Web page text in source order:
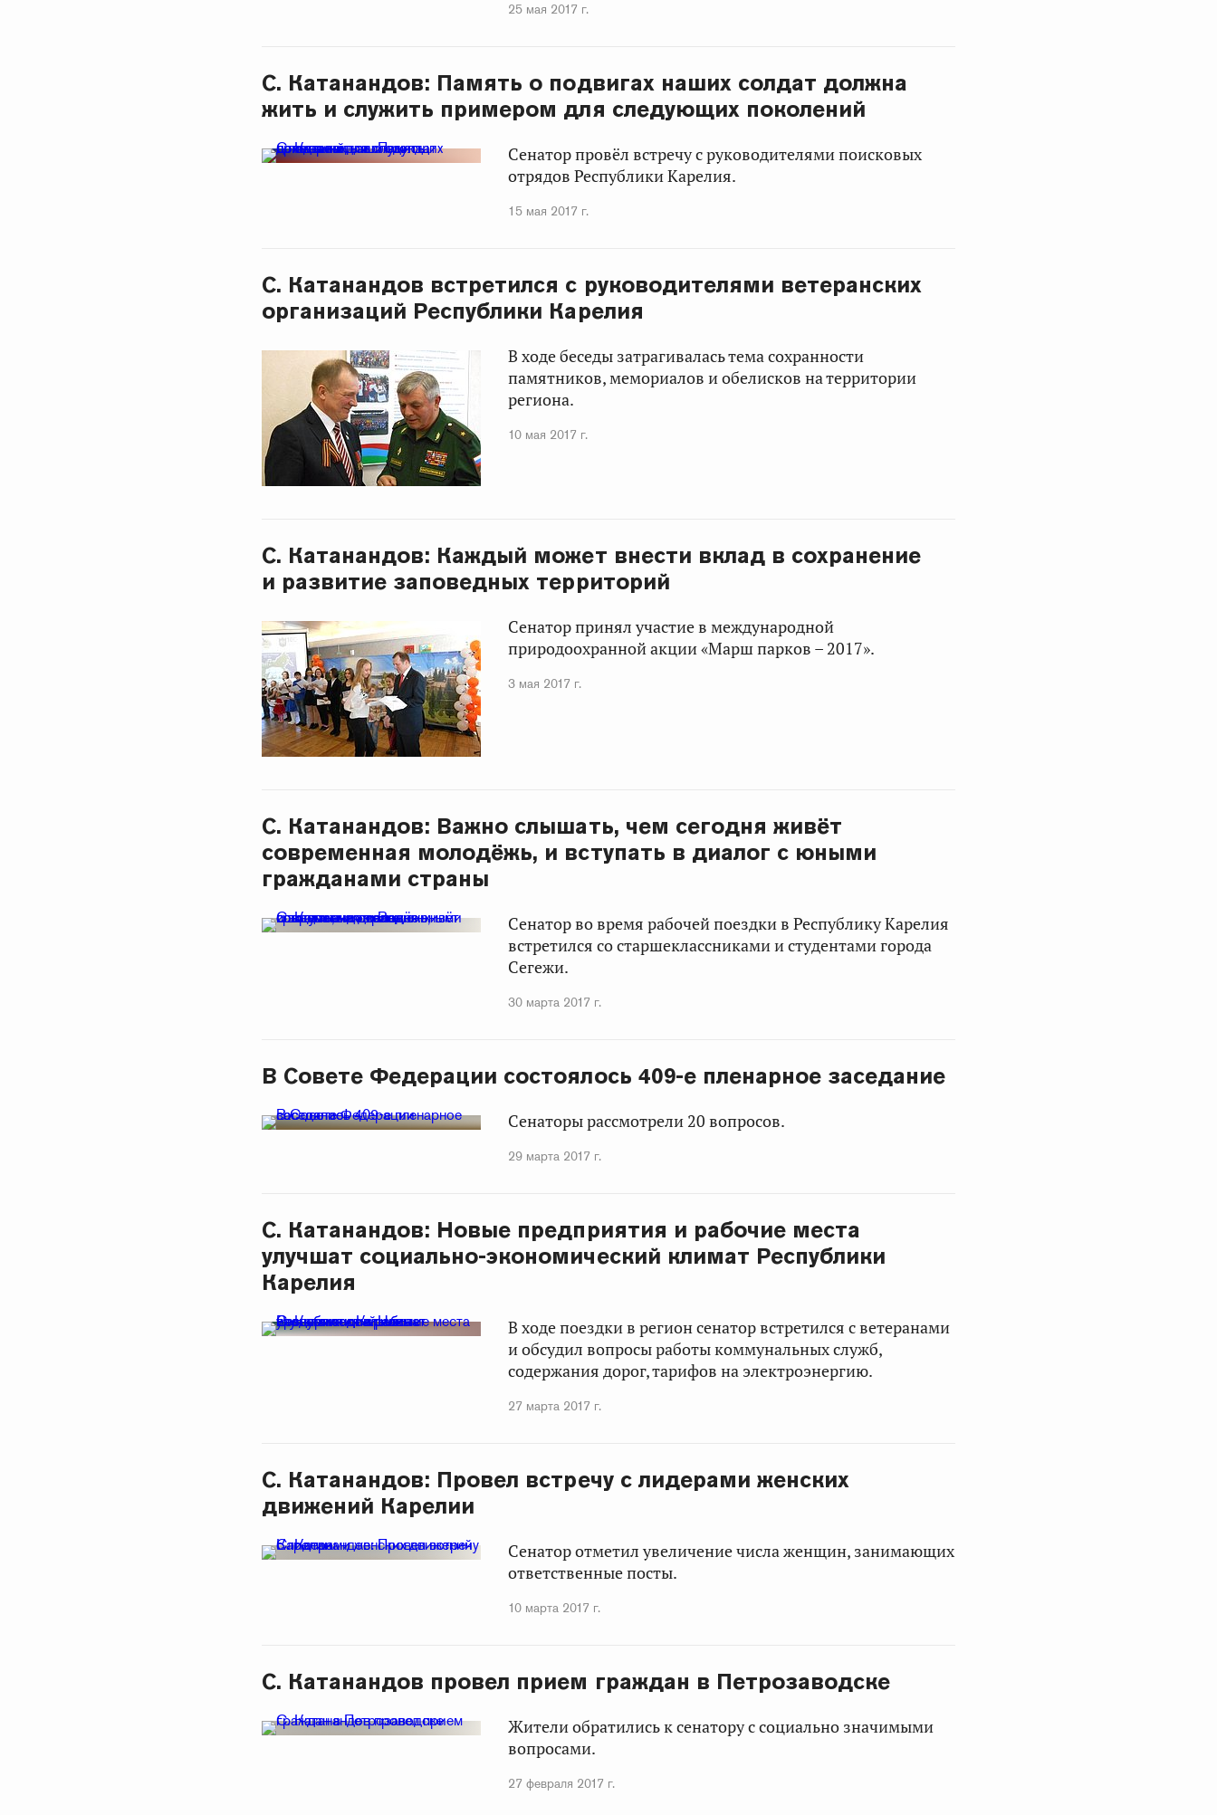
25 мая 2017 г.
С. Катанандов: Память о подвигах наших солдат должна
жить и служить примером для следующих поколений
Сенатор провёл встречу с руководителями поисковых
отрядов Республики Карелия.
15 мая 2017 г.
С. Катанандов встретился с руководителями ветеранских
организаций Республики Карелия
В ходе беседы затрагивалась тема сохранности
памятников, мемориалов и обелисков на территории
региона.
10 мая 2017 г.
С. Катанандов: Каждый может внести вклад в сохранение
и развитие заповедных территорий
Сенатор принял участие в международной
природоохранной акции «Марш парков – 2017».
3 мая 2017 г.
С. Катанандов: Важно слышать, чем сегодня живёт
современная молодёжь, и вступать в диалог с юными
гражданами страны
Сенатор во время рабочей поездки в Республику Карелия
встретился со старшеклассниками и студентами города
Сегежи.
30 марта 2017 г.
В Совете Федерации состоялось 409-е пленарное заседание
Сенаторы рассмотрели 20 вопросов.
29 марта 2017 г.
С. Катанандов: Новые предприятия и рабочие места
улучшат социально-экономический климат Республики
Карелия
В ходе поездки в регион сенатор встретился с ветеранами
и обсудил вопросы работы коммунальных служб,
содержания дорог, тарифов на электроэнергию.
27 марта 2017 г.
С. Катанандов: Провел встречу с лидерами женских
движений Карелии
Сенатор отметил увеличение числа женщин, занимающих
ответственные посты.
10 марта 2017 г.
С. Катанандов провел прием граждан в Петрозаводске
Жители обратились к сенатору с социально значимыми
вопросами.
27 февраля 2017 г.